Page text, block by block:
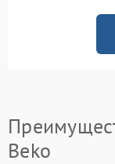
Beko